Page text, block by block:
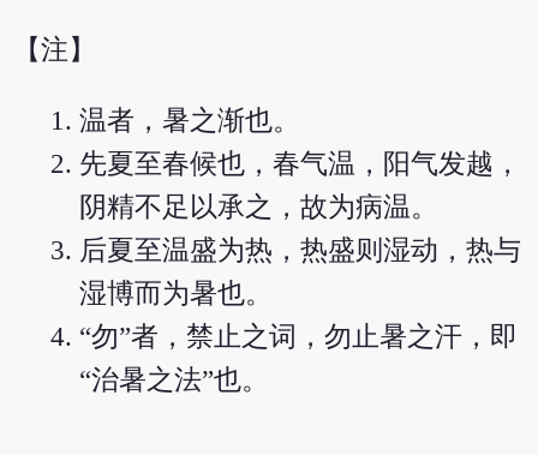
【注】
温者，暑之渐也。
先夏至春候也，春气温，阳气发越，
阴精不足以承之，故为病温。
后夏至温盛为热，热盛则湿动，热与
湿博而为暑也。
“勿”者，禁止之词，勿止暑之汗，即
“治暑之法”也。